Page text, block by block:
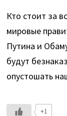
Кто стоит за
мировые
Путина и
будут
опустошать
+1